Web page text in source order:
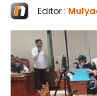
Editor :